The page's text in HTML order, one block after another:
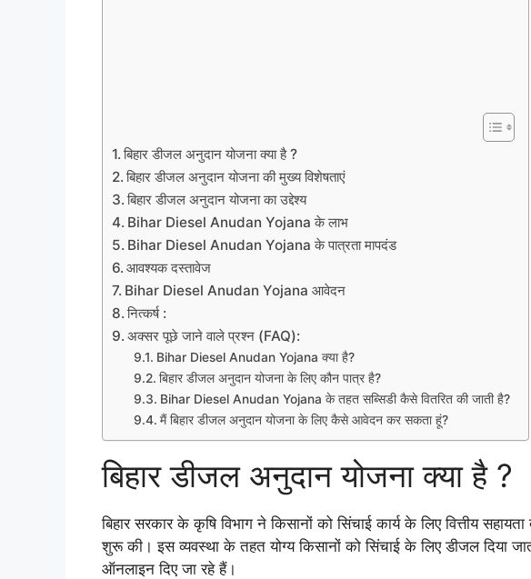
बिहार डीजल अनुदान योजना क्या है ?
बिहार डीजल अनुदान योजना की मुख्य विशेषताएं
बिहार डीजल अनुदान योजना का उद्देश्य
Bihar Diesel Anudan Yojana के लाभ
Bihar Diesel Anudan Yojana के पात्रता मापदंड
आवश्यक दस्तावेज
Bihar Diesel Anudan Yojana आवेदन
नित्कर्ष :
अक्सर पूछे जाने वाले प्रश्न (FAQ):
Bihar Diesel Anudan Yojana क्या है?
बिहार डीजल अनुदान योजना के लिए कौन पात्र है?
Bihar Diesel Anudan Yojana के तहत सब्सिडी कैसे वितरित की जाती है?
मैं बिहार डीजल अनुदान योजना के लिए कैसे आवेदन कर सकता हूं?
बिहार डीजल अनुदान योजना क्या है ?
बिहार सरकार के कृषि विभाग ने किसानों को सिंचाई कार्य के लिए वित्तीय
शुरू की। इस व्यवस्था के तहत योग्य किसानों को सिंचाई के लिए डीजल दिया
ऑनलाइन दिए जा रहे हैं।